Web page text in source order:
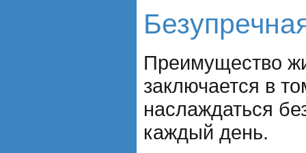
Преимущество
заключается в
наслаждаться
каждый день.